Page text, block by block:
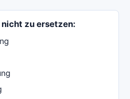
zu ersetzen: